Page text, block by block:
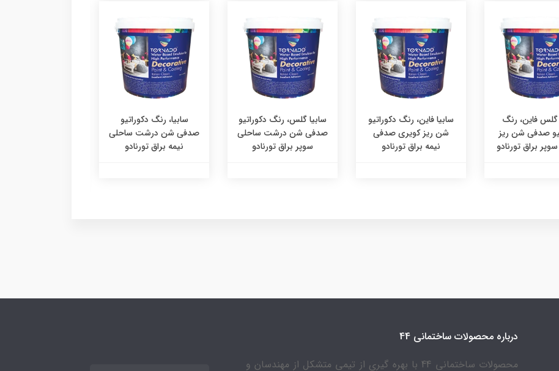
گلس فاین، رنگ
صدفی شن ریز
براق تورنادو
سابیا فاین، رنگ دکوراتیو
شن ریز کویری صدفی
نیمه براق تورنادو
سابیا گلس، رنگ دکوراتیو
صدفی شن درشت ساحلی
سوپر براق تورنادو
سابیا، رنگ دکوراتیو
صدفی شن درشت ساحلی
نیمه براق تورنادو
درباره محصولات ساختمانی 44
محصولات ساختمانی 44 با بهره گیری از تیمی متشکل از مهندسان و